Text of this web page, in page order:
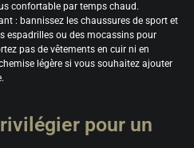
confortable par temps chaud.
: bannissez les chaussures de sport et
espadrilles ou des mocassins pour
pas de vêtements en cuir ni en
légère si vous souhaitez ajouter
pour un